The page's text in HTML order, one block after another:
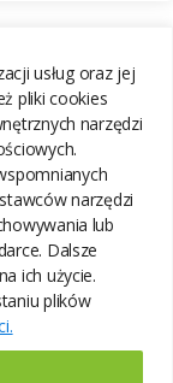
usług oraz jej
pliki cookies
narzędzi
narzędzi
lub
Dalsze
ich użycie.
plików